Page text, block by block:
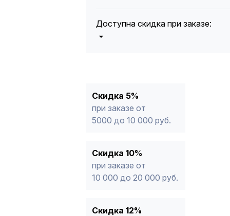
Доступна скидка при заказе:
* -Для заказов, состоящих
продукции, максимальная скидка
Скидка 5%
при заказе от
5000 до 10 000 руб.
Скидка 10%
при заказе от
10 000 до 20 000 руб.
Скидка 12%